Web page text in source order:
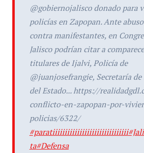
@gobiernojalisco donado para
policías en Zapopan. Ante
contra manifestantes, en
Jalisco podrían citar a
titulares de Ijalvi, Policía de
@juanjosefrangie, Secretaría de
del Estado... https://
conflicto-en-zapopan-por-
policias/6322/
#paratiiiiiiiiiiiiiiiiiiiiiiiiiiiiiii
ta#Defensa